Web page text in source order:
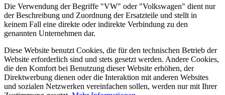
Die Verwendung der Begriffe "VW" oder "Volkswagen" dient nur
der Beschreibung und Zuordnung der Ersatzteile und stellt in
keinem Fall eine direkte oder indirekte Verbindung zu den
genannten Unternehmen dar.
Diese Website benutzt Cookies, die für den technischen Betrieb der
Website erforderlich sind und stets gesetzt werden. Andere Cookies,
die den Komfort bei Benutzung dieser Website erhöhen, der
Direktwerbung dienen oder die Interaktion mit anderen Websites
und sozialen Netzwerken vereinfachen sollen, werden nur mit Ihrer